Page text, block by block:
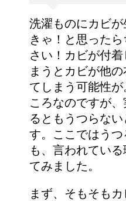
洗濯ものにカビ
きゃ！と思った
さい！カビが付
まうとカビが他
てしまう可能性
ころなのですが
るともうつらな
す。ここではう
も、言われてい
てみました。
まず、そもそも